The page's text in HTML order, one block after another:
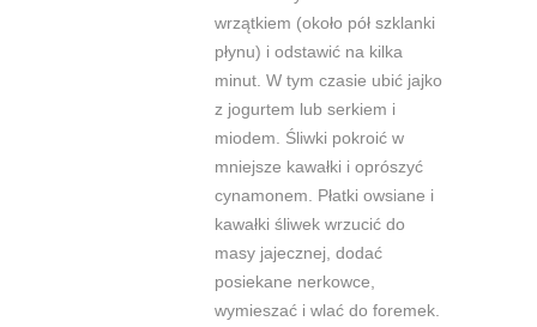
wrzątkiem (około pół szklanki
płynu) i odstawić na kilka
minut. W tym czasie ubić jajko
z jogurtem lub serkiem i
miodem. Śliwki pokroić w
mniejsze kawałki i oprószyć
cynamonem. Płatki owsiane i
kawałki śliwek wrzucić do
masy jajecznej, dodać
posiekane nerkowce,
wymieszać i wlać do foremek.